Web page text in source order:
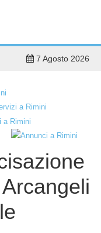
7 Agosto 2026